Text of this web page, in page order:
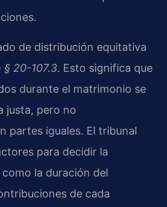
de distribución equitativa
§ 20-107.3. Esto significa que
durante el matrimonio se
justa, pero no
partes iguales. El tribunal
para decidir la
la duración del
de cada